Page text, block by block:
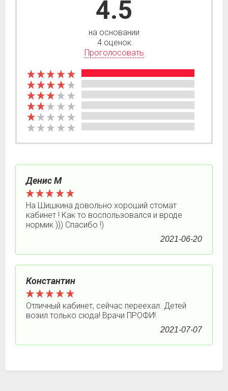
4.5
на основании
4 оценок
Проголосовать
Денис М
На Шишкина довольно хороший стомат
кабинет ! Как то воспользовался и вроде
нормик ))) Спасибо !)
2021-06-20
Константин
Отличный кабинет, сейчас переехал. Детей
возил только сюда! Врачи ПРОФИ!
2021-07-07